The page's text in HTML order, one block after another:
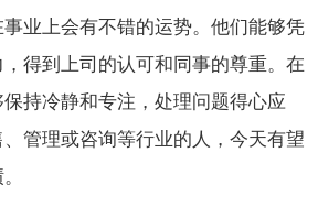
业上会有不错的运势。他们能够凭
得到上司的认可和同事的尊重。在
持冷静和专注，处理问题得心应
管理或咨询等行业的人，今天有望